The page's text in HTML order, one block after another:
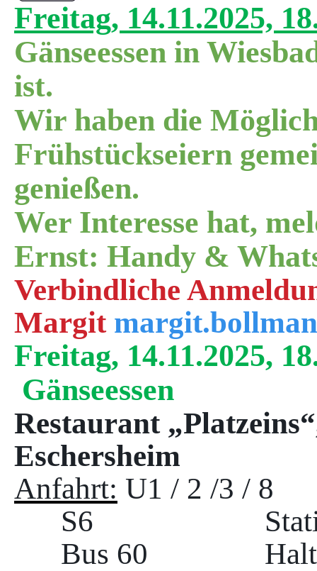
Freitag, 14.11.2025,
Gänseessen in
ist.
Wir haben die
Frühstückseiern
genießen.
Wer Interesse hat,
Ernst: Handy &
Verbindliche
Margit
Freitag, 14.11.2025,
Gänseessen
Restaurant
Eschersheim
Anfahrt: U1 / 2 /3 / 8
S6 Station
Bus 60